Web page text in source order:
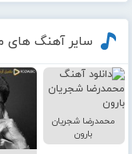
سایر آهنگ های
محمدرضا شجریان
بارون